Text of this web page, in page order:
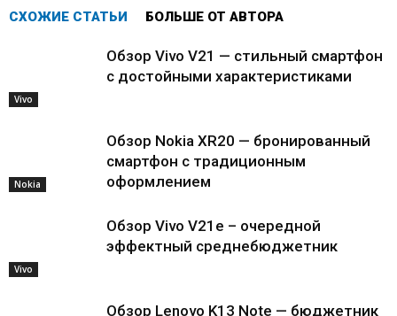
СХОЖИЕ СТАТЬИ БОЛЬШЕ ОТ АВТОРА
Vivo
Обзор Vivo V21 — стильный смартфон
с достойными характеристиками
Nokia
Обзор Nokia XR20 — бронированный
смартфон с традиционным
оформлением
Vivo
Обзор Vivo V21e – очередной
эффектный среднебюджетник
Обзор Lenovo K13 Note — бюджетник